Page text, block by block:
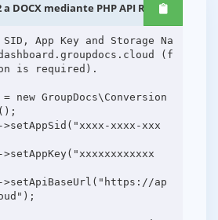
DOCX mediante PHP API REST
App Key and Storage Na
(f
is required).
new GroupDocs\Conversion
xxxx-xxx
ap